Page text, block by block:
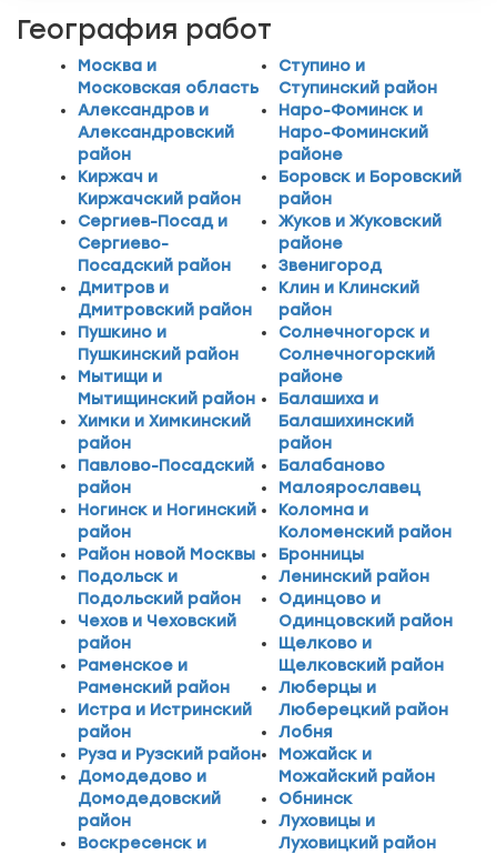
География работ
Москва и
Московская область
Александров и
Александровский
район
Киржач и
Киржачский район
Сергиев-Посад и
Сергиево-
Посадский район
Дмитров и
Дмитровский район
Пушкино и
Пушкинский район
Мытищи и
Мытищинский район
Химки и Химкинский
район
Павлово-Посадский
район
Ногинск и Ногинский
район
Район новой Москвы
Подольск и
Подольский район
Чехов и Чеховский
район
Раменское и
Раменский район
Истра и Истринский
район
Руза и Рузский район
Домодедово и
Домодедовский
район
Воскресенск и
Ступино и
Ступинский район
Наро-Фоминск и
Наро-Фоминский
районе
Боровск и Боровский
район
Жуков и Жуковский
районе
Звенигород
Клин и Клинский
район
Солнечногорск и
Солнечногорский
районе
Балашиха и
Балашихинский
район
Балабаново
Малоярославец
Коломна и
Коломенский район
Бронницы
Ленинский район
Одинцово и
Одинцовский район
Щелково и
Щелковский район
Люберцы и
Люберецкий район
Лобня
Можайск и
Можайский район
Обнинск
Луховицы и
Луховицкий район